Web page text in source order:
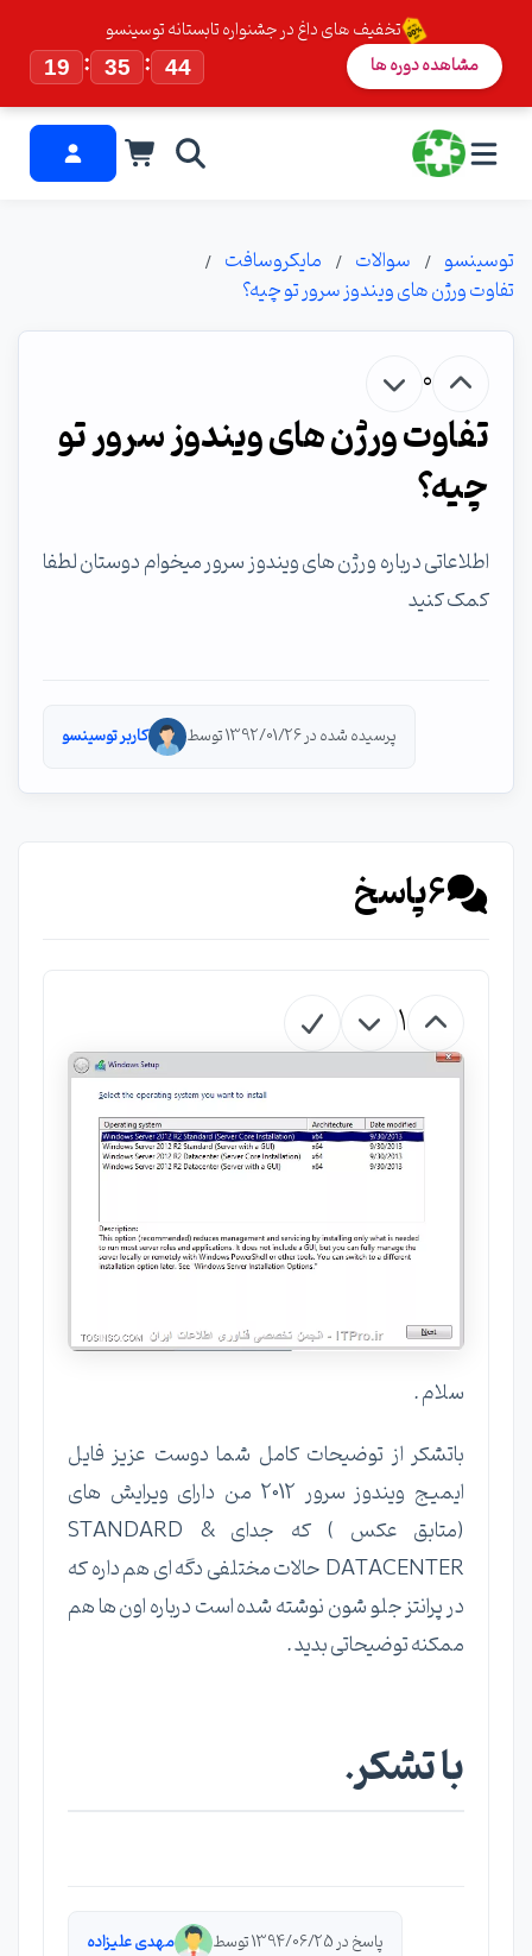
تخفیف های داغ در جشنواره تابستانه توسینسو
19
: 35 : 43 مشاهده دوره ها
توسینسو سوالات
مایکروسافت
تفاوت ورژن های ویندوز سرور تو چیه؟
0
تفاوت ورژن های ویندوز سرور تو
چیه؟
اطلاعاتی درباره ورژن های ویندوز سرور میخوام دوستان لطفا
کمک کنید
پرسیده شده در 1392/01/26 توسط کاربر توسینسو
6پاسخ
1
سلام .
باتشکر از توضیحات کامل شما دوست عزیز فایل
ایمیج ویندوز سرور 2012 من دارای ویرایش های
(متابق عکس ) که جدای STANDARD &
DATACENTER حالات مختلفی دگه ای هم داره که
در پرانتز جلو شون نوشته شده است درباره اون ها هم
ممکنه توضیحاتی بدید .
با تشکر.
پاسخ در 1394/06/25 توسط مهدی علیزاده